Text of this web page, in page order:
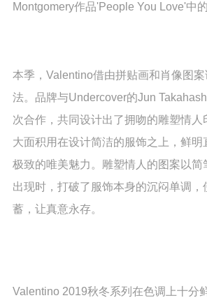
Montgomery作品'People You Love'中的
本季，Valentino借由拼贴画和肖像图
法。品牌与Undercover的Jun
次合作，共同设计出了拥吻的雕塑情人
大面积用在设计简洁的服饰之上，鲜明
极致的唯美魅力。雕塑情人的图案以简
出现时，打破了服饰本身的沉闷单调，
蓄，让真意永存。
Valentino 2019秋冬系列在色调上十分